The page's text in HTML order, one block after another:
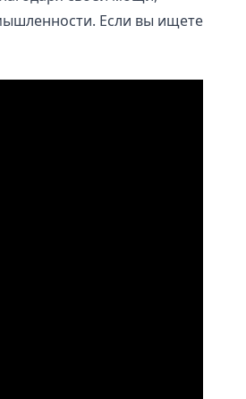
Если вы ищете